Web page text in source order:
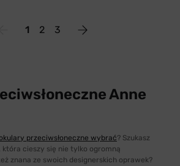
1 2 3
Anne
przeciwsłoneczne wybrać? Szukasz
która cieszy się nie tylko ogromną
znana ze swoich designerskich oprawek?